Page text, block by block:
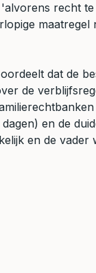
recht
dat de
de
en de
en de